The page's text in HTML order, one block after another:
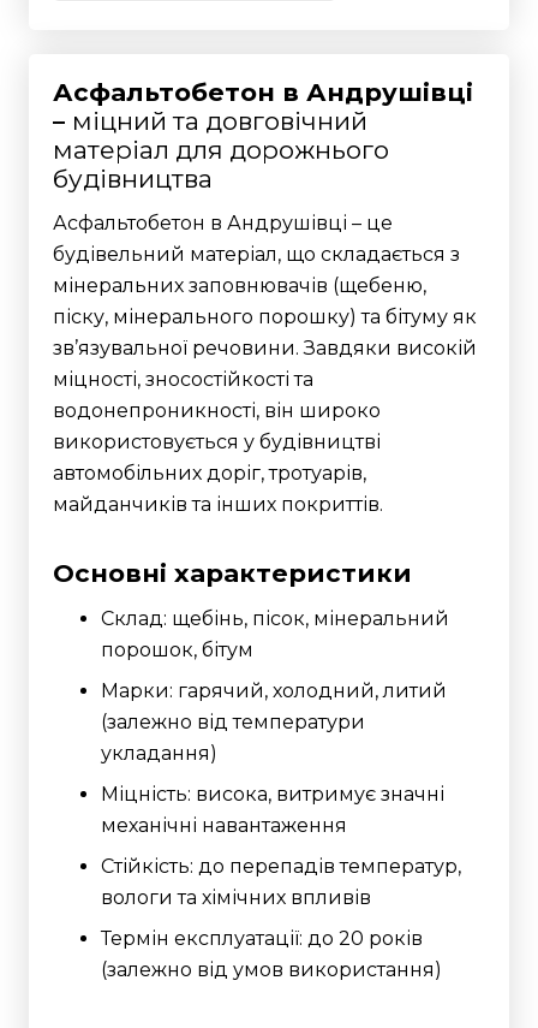
Асфальтобетон в Андрушівці
– міцний та довговічний
матеріал для дорожнього
будівництва
Асфальтобетон в Андрушівці – це
будівельний матеріал, що складається з
мінеральних заповнювачів (щебеню,
піску, мінерального порошку) та бітуму як
зв’язувальної речовини. Завдяки високій
міцності, зносостійкості та
водонепроникності, він широко
використовується у будівництві
автомобільних доріг, тротуарів,
майданчиків та інших покриттів.
Основні характеристики
Склад: щебінь, пісок, мінеральний
порошок, бітум
Марки: гарячий, холодний, литий
(залежно від температури
укладання)
Міцність: висока, витримує значні
механічні навантаження
Стійкість: до перепадів температур,
вологи та хімічних впливів
Термін експлуатації: до 20 років
(залежно від умов використання)